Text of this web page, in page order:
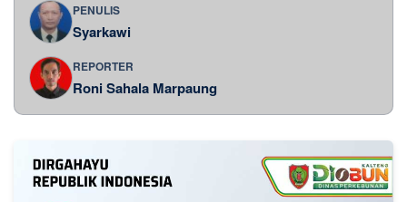
PENULIS
Syarkawi
REPORTER
Roni Sahala Marpaung